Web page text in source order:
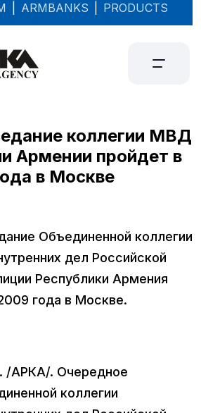
ARMBANKS PRODUCTS
коллегии МВД
Армении пройдет в
в Москве
Объединенной коллегии
дел Российской
Республики Армения
года в Москве.
/АРКА/. Очередное
коллегии